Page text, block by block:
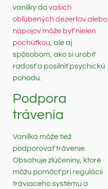
vanilky dovašich
obľúbených dezertov alebo
nápojov môže byť nielen
pochúťkou , ale aj
spôsobom, ako si urobiť
radosť a posilniť psychickú
pohodu.
Podpora
trávenia
Vanilka môže tiež
podporovať trávenie.
Obsahuje zlúčeniny, ktoré
môžu pomôcť pri regulácii
tráviaceho systému a